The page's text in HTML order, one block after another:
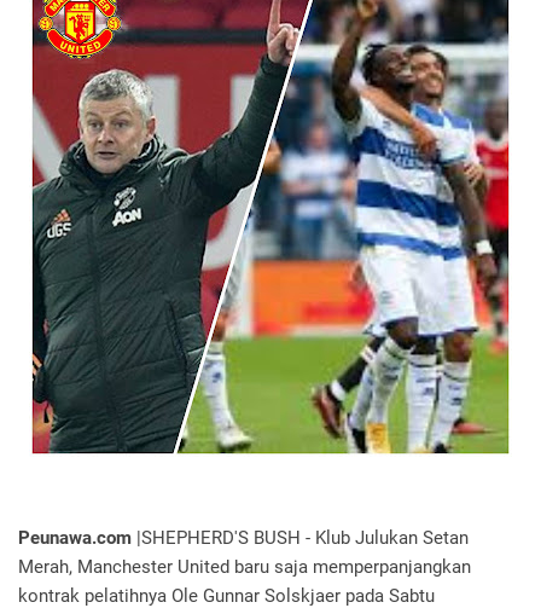
Peunawa.com |SHEPHERD'S BUSH - Klub Julukan Setan
Merah, Manchester United baru saja memperpanjangkan
kontrak pelatihnya Ole Gunnar Solskjaer pada Sabtu